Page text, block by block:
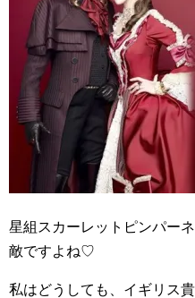
星組スカーレットピンパー
敵ですよね♡
私はどうしても、イギリス